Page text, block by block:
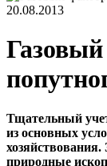
20.08.2013
Тщательный
из основных
хозяйствования.
природные